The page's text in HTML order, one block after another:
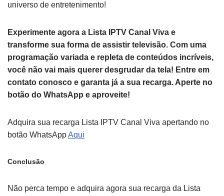
universo de entretenimento!
Experimente agora a Lista IPTV Canal Viva e
transforme sua forma de assistir televisão. Com uma
programação variada e repleta de conteúdos incríveis,
você não vai mais querer desgrudar da tela! Entre em
contato conosco e garanta já a sua recarga. Aperte no
botão do WhatsApp e aproveite!
Adquira sua recarga Lista IPTV Canal Viva apertando no
botão WhatsAppAqui
Conclusão
Não perca tempo e adquira agora sua recarga da Lista